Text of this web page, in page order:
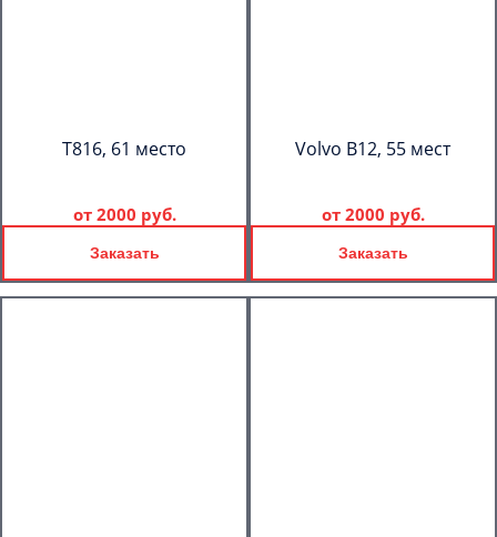
T816, 61 место
от 2000 руб.
Заказать
Volvo B12, 55 мест
от 2000 руб.
Заказать